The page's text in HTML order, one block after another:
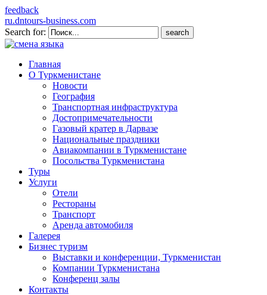
feedback
ru.dntours-business.com
Search for:
Главная
О Туркменистане
Новости
География
Транспортная инфраструктура
Достопримечательности
Газовый кратер в Дарвазе
Национальные праздники
Авиакомпании в Туркменистане
Посольства Туркменистана
Туры
Услуги
Отели
Рестораны
Транспорт
Аренда автомобиля
Галерея
Бизнес туризм
Выставки и конференции, Туркменистан
Компании Туркменистана
Конференц залы
Контакты